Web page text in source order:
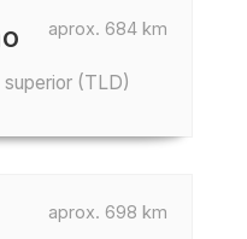
aprox. 684 km
superior (TLD)
aprox. 698 km